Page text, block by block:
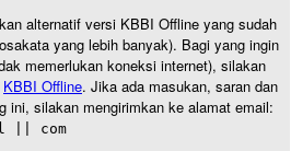
alternatif versi KBBI Offline yang sudah
yang lebih banyak). Bagi yang ingin
memerlukan koneksi internet), silakan
KBBI Offline. Jika ada masukan, saran dan
ini, silakan mengirimkan ke alamat email:
|| com